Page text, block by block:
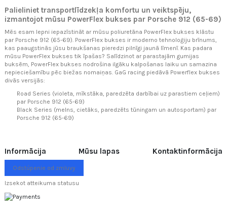
Palieliniet transportlīdzekļa komfortu un veiktspēju,
izmantojot mūsu PowerFlex bukses par Porsche 912 (65-69)
Mēs esam lepni iepazīstināt ar mūsu poliuretāna PowerFlex bukses klāstu
par Porsche 912 (65-69). PowerFlex bukses ir moderno tehnoloģiju brīnums,
kas paaugstinās jūsu braukšanas pieredzi pilnīgi jaunā līmenī. Kas padara
mūsu PowerFlex bukses tik īpašas? Salīdzinot ar parastajām gumijas
buksēm, PowerFlex bukses nodrošina ilgāku kalpošanas laiku un samazina
nepieciešamību pēc biežas nomaiņas. GaG racing piedāvā Powerflex bukses
divās versijās:
Road Series (violeta, mīkstāka, paredzēta darbībai uz parastiem ceļiem)
par Porsche 912 (65-69)
Black Series (melns, cietāks, paredzēts tūningam un autosportam) par
Porsche 912 (65-69)
Informācija Mūsu lapas Kontaktinformācija
Odstúpenie od zmluvy
Izsekot atteikuma statusu